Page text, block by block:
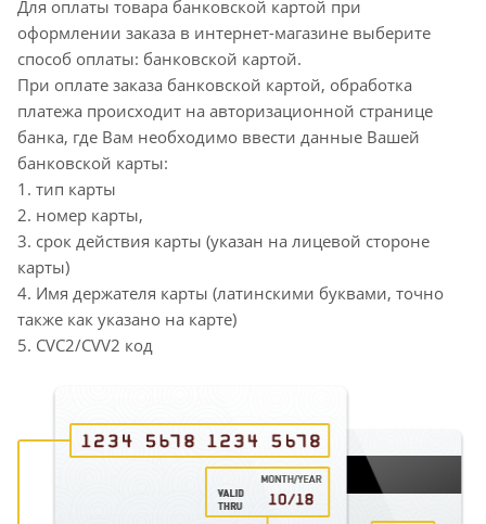
Для оплаты товара банковской картой при
оформлении заказа в интернет-магазине выберите
способ оплаты: банковской картой.
При оплате заказа банковской картой, обработка
платежа происходит на авторизационной странице
банка, где Вам необходимо ввести данные Вашей
банковской карты:
1. тип карты
2. номер карты,
3. срок действия карты (указан на лицевой стороне
карты)
4. Имя держателя карты (латинскими буквами, точно
также как указано на карте)
5. CVC2/CVV2 код